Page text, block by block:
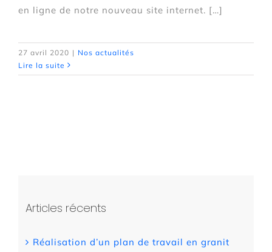
en ligne de notre nouveau site internet. […]
27 avril 2020 | Nos actualités
Lire la suite
Articles récents
Réalisation d’un plan de travail en granit